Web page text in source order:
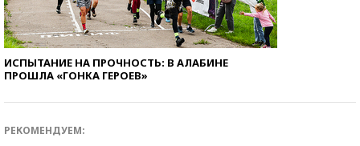
ИСПЫТАНИЕ НА ПРОЧНОСТЬ: В АЛАБИНЕ
ПРОШЛА «ГОНКА ГЕРОЕВ»
РЕКОМЕНДУЕМ: